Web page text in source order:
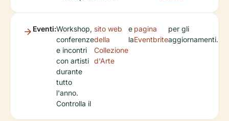
Eventi:Workshop,
conferenze
e incontri
con artisti
durante
tutto
l'anno.
Controlla il
sito web
della
Collezione
d'Arte
e
la
pagina
Eventbrite
per gli
aggiornamenti.